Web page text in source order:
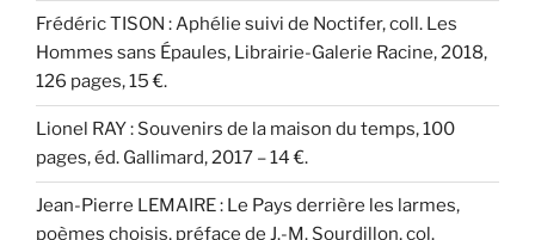
Frédéric TISON : Aphélie suivi de Noctifer, coll. Les
Hommes sans Épaules, Librairie-Galerie Racine, 2018,
126 pages, 15 €.
Lionel RAY : Souvenirs de la maison du temps, 100
pages, éd. Gallimard, 2017 – 14 €.
Jean-Pierre LEMAIRE : Le Pays derrière les larmes,
poèmes choisis, préface de J.-M. Sourdillon, col.